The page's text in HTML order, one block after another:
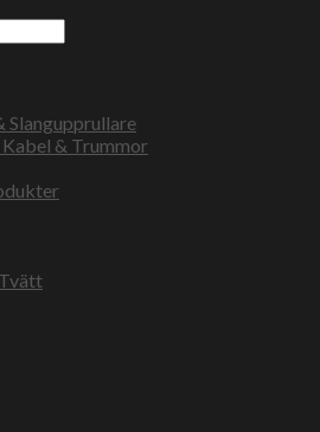
Slangupprullare
& Trummor